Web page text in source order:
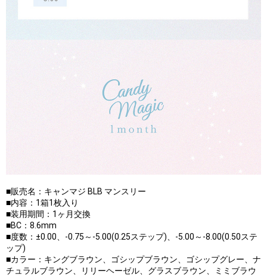
■販売名：キャンマジ BLB マンスリー
■内容：1箱1枚入り
■装用期間：1ヶ月交換
■BC：8.6mm
■度数：±0.00、-0.75～-5.00(0.25ステップ)、-5.00～-8.00(0.50ステ
ップ)
■カラー：キングブラウン、ゴシップブラウン、ゴシップグレー、ナ
チュラルブラウン、リリーヘーゼル、グラスブラウン、ミミブラウ